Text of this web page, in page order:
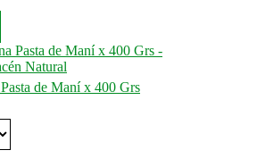
de Maní x 400 Grs